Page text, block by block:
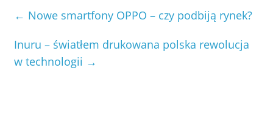
← Nowe smartfony OPPO – czy podbiją rynek?
Inuru – światłem drukowana polska rewolucja
w technologii →